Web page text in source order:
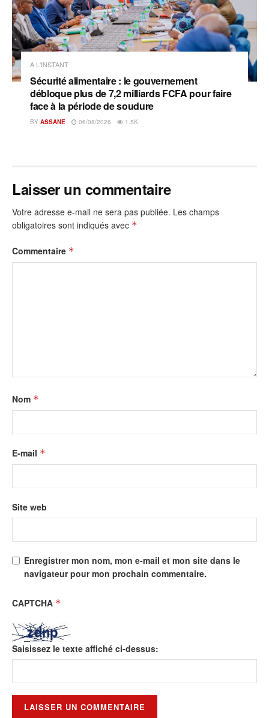
A L'INSTANT
Sécurité alimentaire : le gouvernement
débloque plus de 7,2 milliards FCFA pour faire
face à la période de soudure
BY ASSANE 06/08/2026 1.5K
Laisser un commentaire
Votre adresse e-mail ne sera pas publiée. Les champs
obligatoires sont indiqués avec *
Commentaire *
Nom *
E-mail *
Site web
Enregistrer mon nom, mon e-mail et mon site dans le
navigateur pour mon prochain commentaire.
CAPTCHA *
Saisissez le texte affiché ci-dessus: